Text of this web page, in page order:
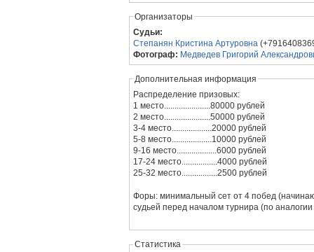
Организаторы
Судьи:
Степанян Кристина Артуровна
Фотограф: Медведев Григорий
Дополнительная информация
Распределение призовых:
1 место......................80000 рублей
2 место......................50000 рублей
3-4 место...................20000 рублей
5-8 место...................10000 рублей
9-16 место...................6000 рублей
17-24 место.................4000 рублей
25-32 место.................2500 рублей
Форы: минимальный сет от 4 побед
судьей перед началом турнира (по
Статистика